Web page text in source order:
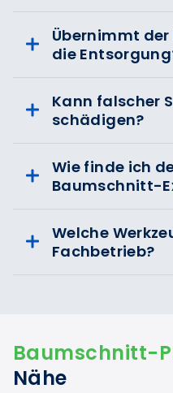
Übernimmt
die
Kann falscher
schädigen?
Wie finde ich
Baumschnitt-
Welche
Fachbetrieb?
Baumschnitt-
Nähe